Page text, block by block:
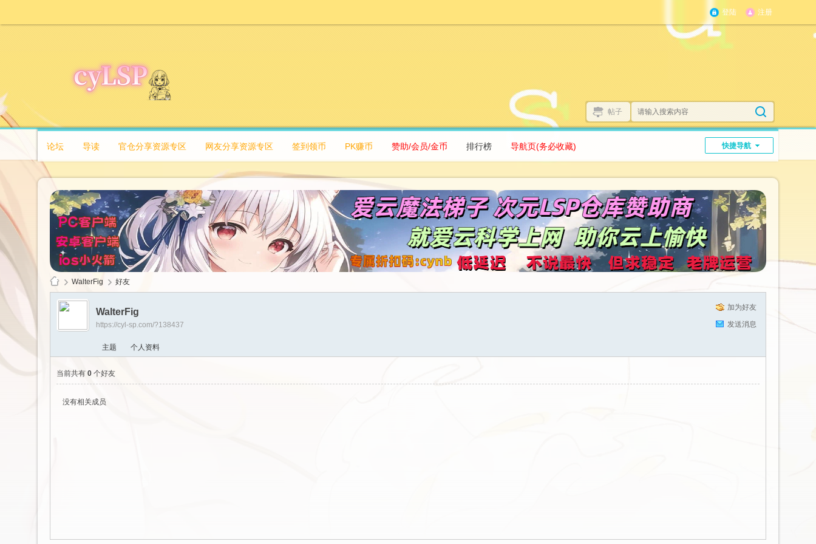
登陆 注册
帖子
快捷导航
论坛 导读 官仓分享资源专区 网友分享资源专区 签到领币 PK赚币 赞助/会员/金币 排行榜 导航页(务必收藏)
WalterFig 好友
加为好友
发送消息
WalterFig
https://cyl-sp.com/?138437
主题 个人资料
当前共有 0 个好友
没有相关成员